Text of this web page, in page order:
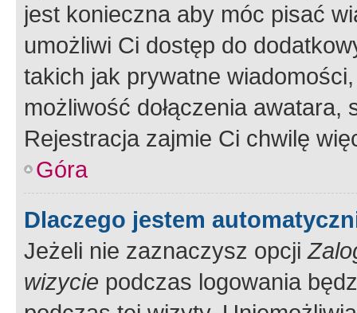
jest konieczna aby móc pisać
umożliwi Ci dostęp do
takich jak prywatne
możliwość dołączenia
Rejestracja zajmie Ci chwilę
Góra
Dlaczego jestem
Jeżeli nie zaznaczysz opcji
wizycie podczas logowania